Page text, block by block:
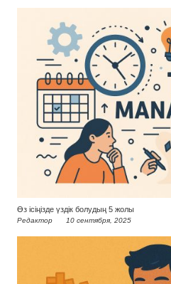
Өз ісіңізде үздік болудың 5 жолы
Редактор 10 сентября, 2025